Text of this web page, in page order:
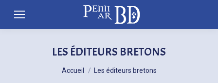
LES ÉDITEURS BRETONS
Vous êtes ici :
Accueil Les éditeurs bretons